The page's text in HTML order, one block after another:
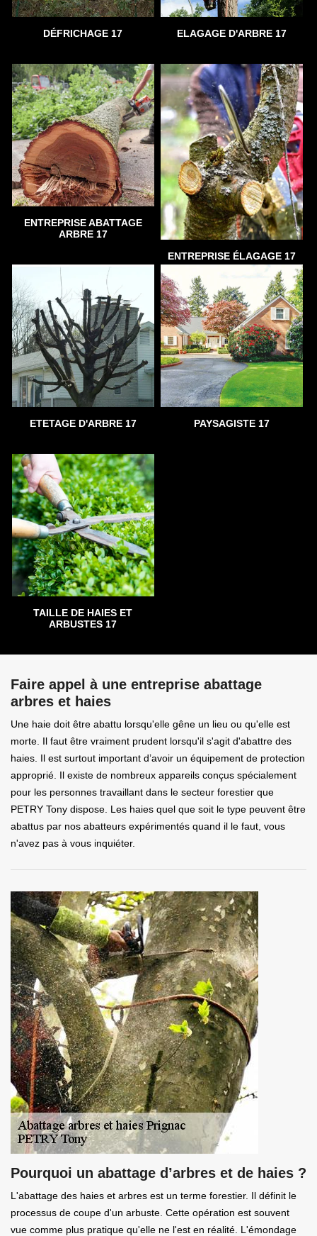
DÉFRICHAGE 17 ELAGAGE D'ARBRE 17
ENTREPRISE ABATTAGE
ARBRE 17
ENTREPRISE ÉLAGAGE 17
ETETAGE D'ARBRE 17 PAYSAGISTE 17
TAILLE DE HAIES ET
ARBUSTES 17
Faire appel à une entreprise abattage
arbres et haies
Une haie doit être abattu lorsqu'elle gêne un lieu ou qu'elle est
morte. Il faut être vraiment prudent lorsqu'il s'agit d'abattre des
haies. Il est surtout important d’avoir un équipement de protection
approprié. Il existe de nombreux appareils conçus spécialement
pour les personnes travaillant dans le secteur forestier que
PETRY Tony dispose. Les haies quel que soit le type peuvent être
abattus par nos abatteurs expérimentés quand il le faut, vous
n'avez pas à vous inquiéter.
Pourquoi un abattage d’arbres et de haies ?
L'abattage des haies et arbres est un terme forestier. Il définit le
processus de coupe d'un arbuste. Cette opération est souvent
vue comme plus pratique qu'elle ne l'est en réalité. L'émondage